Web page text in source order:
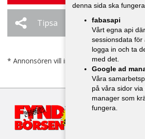
Tipsa
* Annonsören vill inte bli kontaktad av
denna sida ska
fabasapi
Vårt egna api
sessionsdata för
logga in och ta
med det.
Google ad
Våra
på våra sidor via
manager som
fungera.